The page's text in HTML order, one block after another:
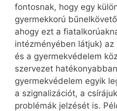
fontosnak, hogy egy
gyermekkorú
ahogy ezt a
intézményében látjuk)
és a gyermekvédelem
szervezet
gyermekvédelem egyik
a szignalizációt, a
problémák jelzését is.